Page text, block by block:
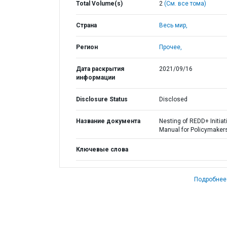
Total Volume(s) 2 (См. все тома)
Страна Весь мир,
Регион Прочее,
Дата раскрытия
информации
2021/09/16
Disclosure Status Disclosed
Название документа
Nesting of REDD+
Manual for
Ключевые слова
Подробнее